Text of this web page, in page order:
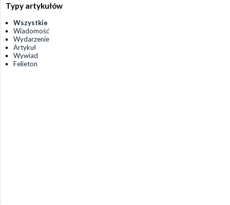
Typy artykułów
Wszystkie
Wiadomość
Wydarzenie
Artykuł
Wywiad
Felieton